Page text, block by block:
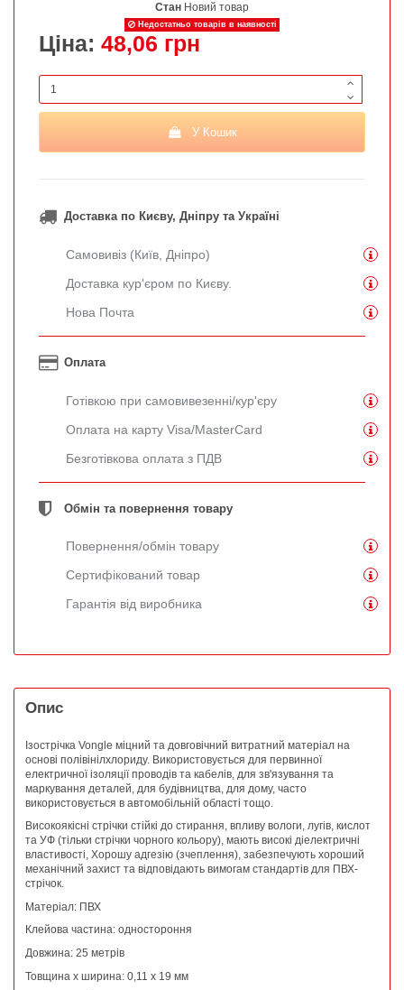
Стан Новий товар
Недостатньо товарів в наявності
Ціна: 48,06 грн
У Кошик
Доставка по Києву, Дніпру та Україні
Самовивіз (Київ, Дніпро)
Доставка кур'єром по Києву.
Нова Почта
Оплата
Готівкою при самовивезенні/кур'єру
Оплата на карту Visa/MasterCard
Безготівкова оплата з ПДВ
Обмін та повернення товару
Повернення/обмін товару
Сертифікований товар
Гарантія від виробника
Опис
Ізострічка Vongle міцний та довговічний витратний матеріал на
основі полівінілхлориду. Використовується для первинної
електричної ізоляції проводів та кабелів, для зв'язування та
маркування деталей, для будівництва, для дому, часто
використовується в автомобільній області тощо.
Високоякісні стрічки стійкі до стирання, впливу вологи, лугів, кислот
та УФ (тільки стрічки чорного кольору), мають високі діелектричні
властивості, Хорошу адгезію (зчеплення), забезпечують хороший
механічний захист та відповідають вимогам стандартів для ПВХ-
стрічок.
Матеріал: ПВХ
Клейова частина: одностороння
Довжина: 25 метрів
Товщина x ширина: 0,11 x 19 мм